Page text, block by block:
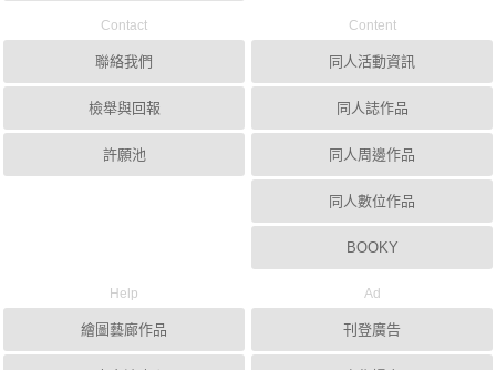
Contact
聯絡我們
檢舉與回報
許願池
Content
同人活動資訊
同人誌作品
同人周邊作品
同人數位作品
BOOKY
Help
繪圖藝廊作品
Ad
刊登廣告